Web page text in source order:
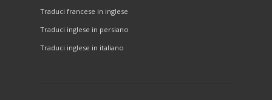
Traduci francese in inglese
Traduci inglese in persiano
Traduci inglese in italiano